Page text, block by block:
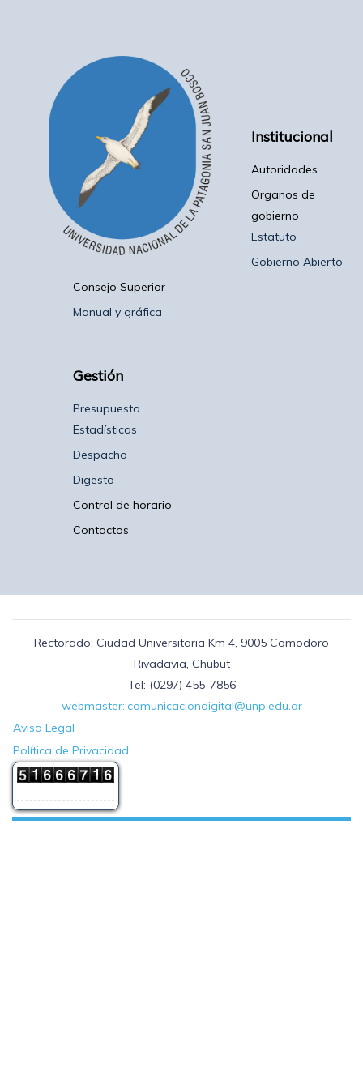
Institucional
Autoridades
Organos de
gobierno
Estatuto
Gobierno Abierto
Consejo Superior
Manual y gráfica
Gestión
Presupuesto
Estadísticas
Despacho
Digesto
Control de horario
Contactos
Rectorado: Ciudad Universitaria Km 4, 9005 Comodoro
Rivadavia, Chubut
Tel: (0297) 455-7856
webmaster::comunicaciondigital@unp.edu.ar
Aviso Legal
Política de Privacidad